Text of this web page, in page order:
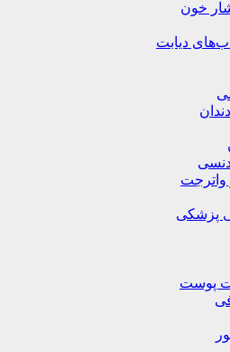
خون
دیابت
واترجت
پزشکی
پوست